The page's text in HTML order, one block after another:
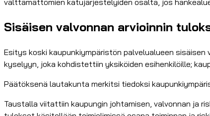
Sisäisen valvonnan arvioinnin
Esitys koski kaupunkiympäristön palvelualueen
kyselyyn, joka kohdistettiin yksiköiden esihenkilöille;
Päätöksenä lautakunta merkitsi tiedoksi
Taustalla viitattiin kaupungin johtamisen, valvonnan ja